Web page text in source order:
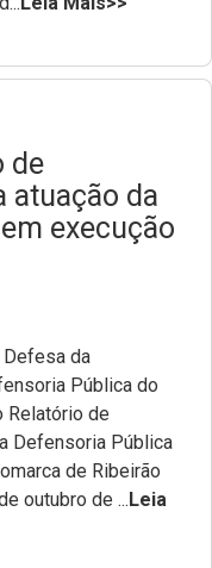
de
atuação da
execução
Defesa da
Pública do
Relatório de
Defensoria Pública
de Ribeirão
outubro de ...Leia